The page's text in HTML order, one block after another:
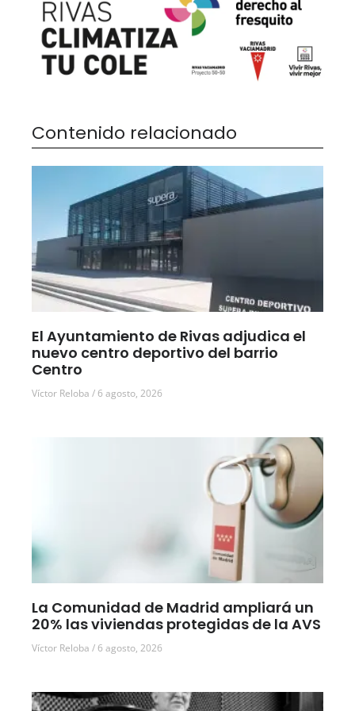
Contenido relacionado
El Ayuntamiento de Rivas adjudica el
nuevo centro deportivo del barrio
Centro
Víctor Reloba 6 agosto, 2026
La Comunidad de Madrid ampliará un
20% las viviendas protegidas de la AVS
Víctor Reloba 6 agosto, 2026